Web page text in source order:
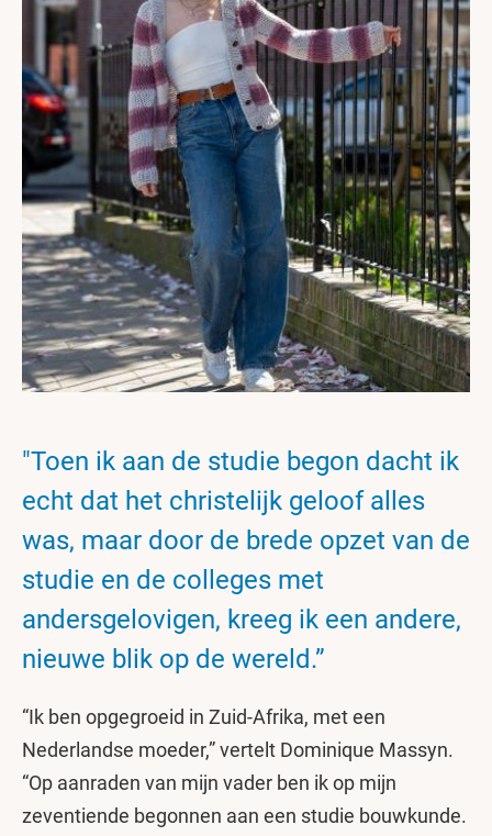
"Toen ik aan de studie begon dacht ik
echt dat het christelijk geloof alles
was, maar door de brede opzet van de
studie en de colleges met
andersgelovigen, kreeg ik een andere,
nieuwe blik op de wereld.”
“Ik ben opgegroeid in Zuid-Afrika, met een
Nederlandse moeder,” vertelt Dominique Massyn.
“Op aanraden van mijn vader ben ik op mijn
zeventiende begonnen aan een studie bouwkunde.